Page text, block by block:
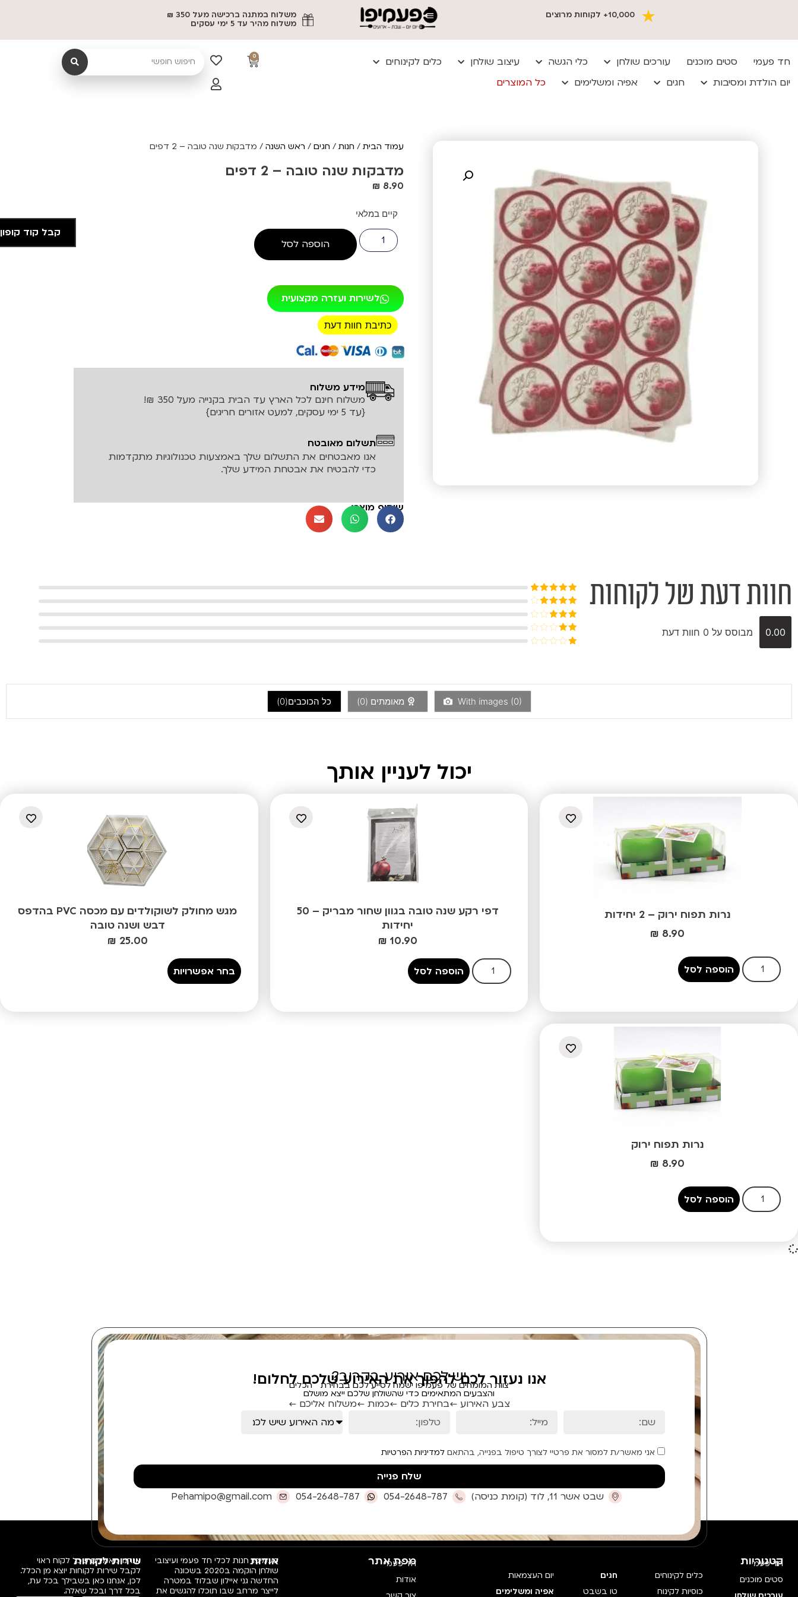
10,000+ לקוחות מרוצים
משלוח במתנה ברכישה מעל 350 ₪
משלוח מהיר עד 5 ימי עסקים
חד פעמי סטים מוכנים עורכים שולחן כלי הגשה עיצוב שולחן
כלים לקינוחים
יום הולדת ומסיבות
חגים אפיה ומשלימים כל המוצרים
0
עמוד הבית/ חנות/ חגים/ ראש השנה/ מדבקות שנה טובה – 2 דפים
מדבקות שנה טובה – 2 דפים
₪ 8.90
קיים במלאי
הוספה לסל
לשירות ועזרה מקצועית
כתיבת חוות דעת
רכישה מאובטחת!
מידע משלוח
משלוח חינם לכל הארץ עד הבית בקנייה מעל 350 ₪!
{עד 5 ימי עסקים, למעט אזורים חריגים}
תשלום מאובטח
אנו מאבטחים את התשלום שלך באמצעות טכנולוגיות מתקדמות
כדי להבטיח את אבטחת המידע שלך.
שיתוף מוצר:
חוות דעת של לקוחות
0.00 מבוסס על 0 חוות דעת
דורג5מתוך
דורג4
מתוך 5
דורג3
דורג
With images (0) מאומתים (0
) כל הכוכבים(0
)
יכול לעניין אותך
נרות תפוח ירוק – 2 יחידות
₪ 8.90
הוספה לסל
דפי רקע שנה טובה בגוון שחור מבריק – 50
יחידות
₪ 10.90
הוספה לסל
מגש מחולק לשוקולדים עם מכסה PVC בהדפס
דבש ושנה טובה
₪ 25.00
בחר אפשרויות
נרות תפוח ירוק
₪ 8.90
הוספה לסל
קבל קוד
יש לכם אירוע בקרוב?
אנו נעזור לכם להפוך את האירוע שלכם לחלום!
צוות המומחים של פעמיפו ישמח לסייע לכם בבחירת הכלים
והצבעים המתאימים כדי שהשולחן שלכם ייצא מושלם
צבע האירוע ←בחירת כלים ←כמות ←משלוח אליכם ←
אני מאשר/ת למסור את פרטיי לצורך טיפול בפנייה, בהתאםלמדיניות הפרטיות
שלח פנייה
שבט אשר 11, לוד (קומת כניסה)
054-2648-787
054-2648-787
Pehamipo@gmail.com
קטגוריות
חד פעמי
סטים מוכנים
כלים לקינוחים
כוסיות לקינוח
חגים
טו בשבט
יום העצמאות
אפיה ומשלימים
מפת אתר
חד פעמי
אודות
אודות
פעמיפו, חנות לכלי חד פעמי ועיצובי
שולחן הוקמה ב2020 בשכונה
החדשה גני איילון שבלוד במטרה
לייצר מרחב שבו תוכלו להגשים את
שירות לקוחות
אנחנו מאמינים שכל לקוח ראוי
לקבל שירות לקוחות יוצא מן הכלל.
לכן, אנחנו כאן בשבילך בכל עת,
בכל דרך ובכל שאלה.